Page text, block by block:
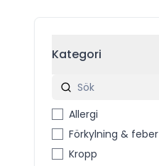
Kategori
Allergi
Förkylning & feber
Kropp